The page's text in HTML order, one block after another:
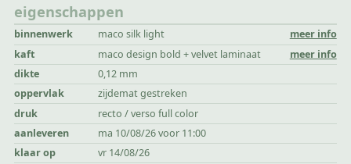
eigenschappen
binnenwerk maco silk light
meer info
kaft
maco design bold + velvet laminaat
meer info
dikte
0,12 mm
oppervlak
zijdemat gestreken
druk
recto / verso full color
aanleveren
ma 10/08/26 voor 11:00
klaar op
vr 14/08/26